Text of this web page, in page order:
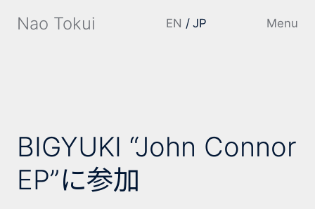
Nao Tokui EN JP Menu
BIGYUKI “John Connor
EP”に参加